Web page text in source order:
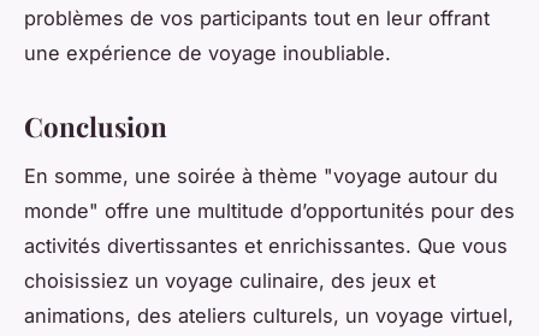
problèmes de vos participants tout en leur offrant
une expérience de voyage inoubliable.
Conclusion
En somme, une soirée à thème "voyage autour du
monde" offre une multitude d’opportunités pour des
activités divertissantes et enrichissantes. Que vous
choisissiez un voyage culinaire, des jeux et
animations, des ateliers culturels, un voyage virtuel,